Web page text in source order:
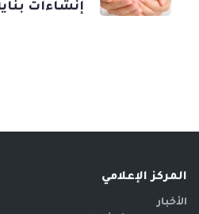
إنشاءات
المركز الإعلامي
الأخبار